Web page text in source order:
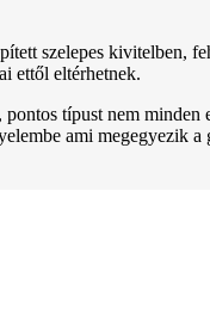
szelepes kivitelben,
ettől eltérhetnek.
típust nem minden
ami megegyezik